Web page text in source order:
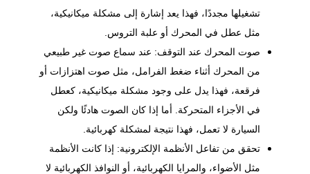
تشغيلها مجددًا، فهذا يعد إشارة إلى مشكلة ميكانيكية،
مثل عطل في المحرك أو علبة التروس.
صوت المحرك عند التوقف: عند سماع صوت غير طبيعي
من المحرك أثناء ضغط الفرامل، مثل صوت اهتزازات أو
فرقعة، فهذا يدل على وجود مشكلة ميكانيكية، كعطل
في الأجزاء المتحركة. أما إذا كان الصوت هادئًا ولكن
السيارة لا تعمل، فهذا نتيجة لمشكلة كهربائية.
تحقق من تفاعل الأنظمة الإلكترونية: إذا كانت الأنظمة
مثل الأضواء، والمرايا الكهربائية، أو النوافذ الكهربائية لا